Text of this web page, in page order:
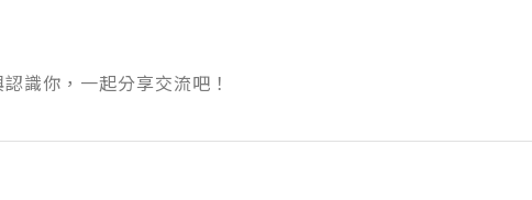
識你，一起分享交流吧！